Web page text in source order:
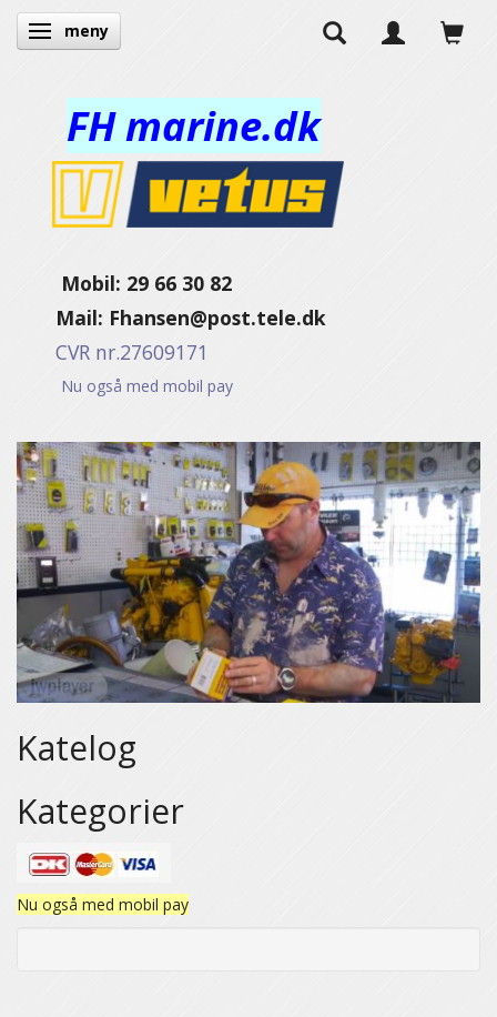
Ändra navigering
meny
FH marine.dk
Mobil: 29 66 30 82
Mail: Fhansen@post.tele.dk
CVR nr.27609171
Nu også med mobil pay
Katelog
Kategorier
Nu også med mobil pay